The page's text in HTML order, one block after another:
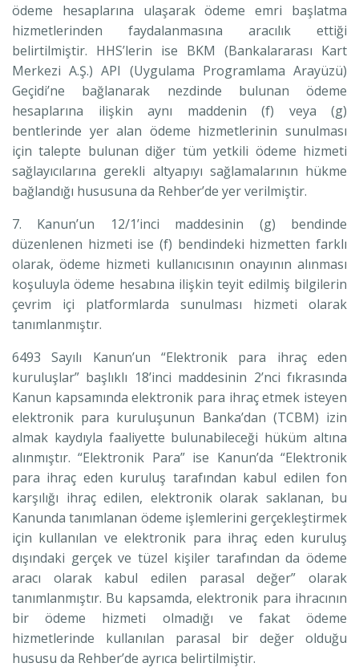
ödeme hesaplarına ulaşarak ödeme emri başlatma
hizmetlerinden faydalanmasına aracılık ettiği
belirtilmiştir. HHS’lerin ise BKM (Bankalararası Kart
Merkezi A.Ş.) API (Uygulama Programlama Arayüzü)
Geçidi’ne bağlanarak nezdinde bulunan ödeme
hesaplarına ilişkin aynı maddenin (f) veya (g)
bentlerinde yer alan ödeme hizmetlerinin sunulması
için talepte bulunan diğer tüm yetkili ödeme hizmeti
sağlayıcılarına gerekli altyapıyı sağlamalarının hükme
bağlandığı hususuna da Rehber’de yer verilmiştir.
7. Kanun’un 12/1’inci maddesinin (g) bendinde
düzenlenen hizmeti ise (f) bendindeki hizmetten farklı
olarak, ödeme hizmeti kullanıcısının onayının alınması
koşuluyla ödeme hesabına ilişkin teyit edilmiş bilgilerin
çevrim içi platformlarda sunulması hizmeti olarak
tanımlanmıştır.
6493 Sayılı Kanun’un “Elektronik para ihraç eden
kuruluşlar” başlıklı 18’inci maddesinin 2’nci fıkrasında
Kanun kapsamında elektronik para ihraç etmek isteyen
elektronik para kuruluşunun Banka’dan (TCBM) izin
almak kaydıyla faaliyette bulunabileceği hüküm altına
alınmıştır. “Elektronik Para” ise Kanun’da “Elektronik
para ihraç eden kuruluş tarafından kabul edilen fon
karşılığı ihraç edilen, elektronik olarak saklanan, bu
Kanunda tanımlanan ödeme işlemlerini gerçekleştirmek
için kullanılan ve elektronik para ihraç eden kuruluş
dışındaki gerçek ve tüzel kişiler tarafından da ödeme
aracı olarak kabul edilen parasal değer” olarak
tanımlanmıştır. Bu kapsamda, elektronik para ihracının
bir ödeme hizmeti olmadığı ve fakat ödeme
hizmetlerinde kullanılan parasal bir değer olduğu
hususu da Rehber’de ayrıca belirtilmiştir.